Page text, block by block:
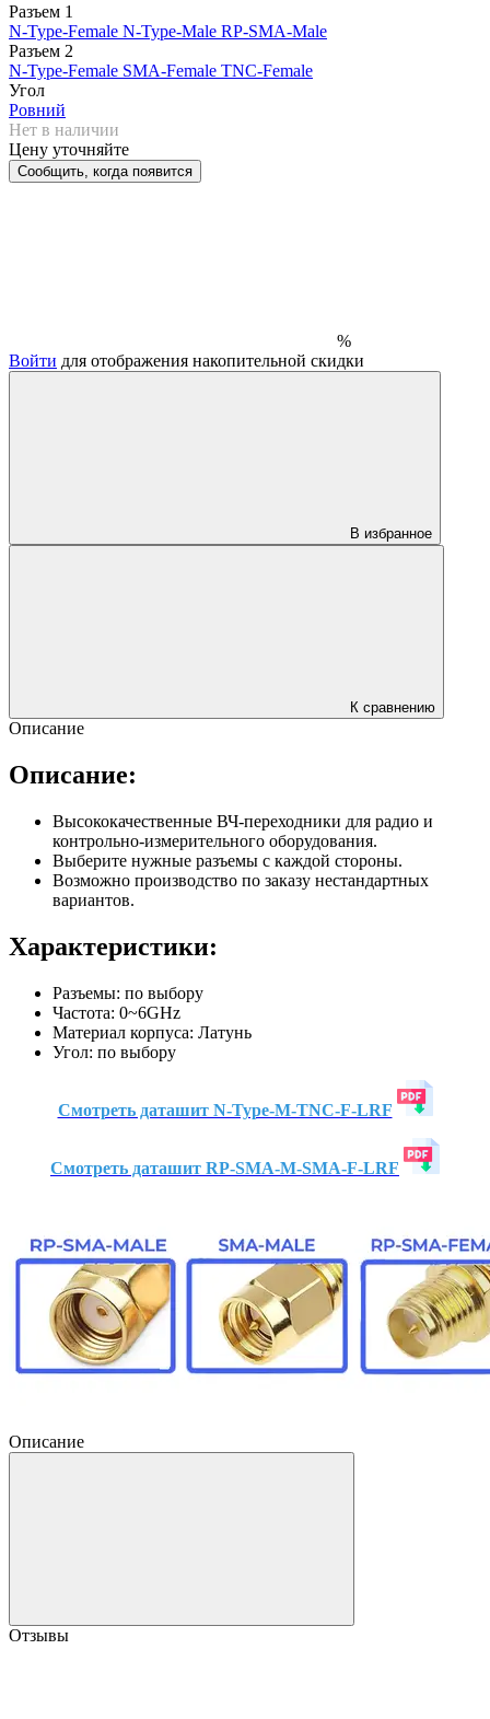
Разъем 1
N-Type-Female N-Type-Male RP-SMA-Male
Разъем 2
N-Type-Female SMA-Female TNC-Female
Угол
Ровний
Нет в наличии
Цену уточняйте
Сообщить, когда появится
%
Войти для отображения накопительной скидки
В избранное
К сравнению
Описание
Описание:
Высококачественные ВЧ-переходники для радио и
контрольно-измерительного оборудования.
Выберите нужные разъемы с каждой стороны.
Возможно производство по заказу нестандартных
вариантов.
Характеристики:
Разъемы: по выбору
Частота: 0~6GHz
Материал корпуса: Латунь
Угол: по выбору
Смотреть даташит N-Type-M-TNC-F-LRF
Смотреть даташит RP-SMA-M-SMA-F-LRF
Описание
Отзывы